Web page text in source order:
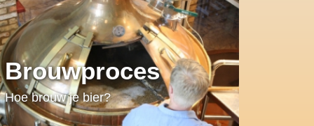
Brouwproces
Hoe brouw je bier?